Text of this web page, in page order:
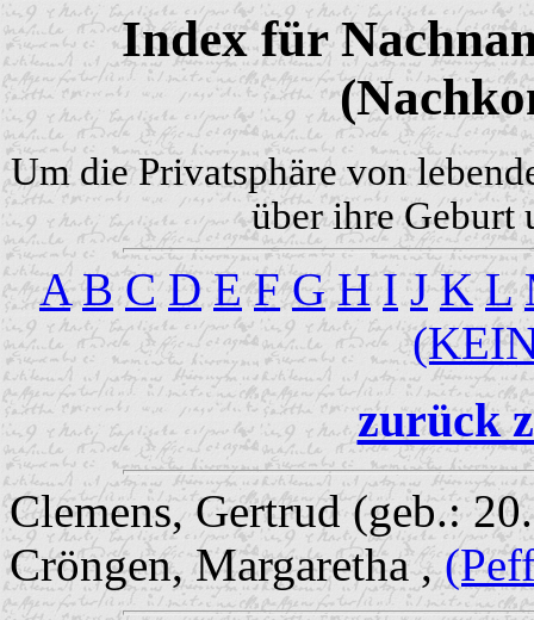
Index für
Um die Privatsphäre von
über ihre Geburt
A B C D E F G H I J K L
zurück
Clemens, Gertrud (geb.:
Cröngen, Margaretha ,